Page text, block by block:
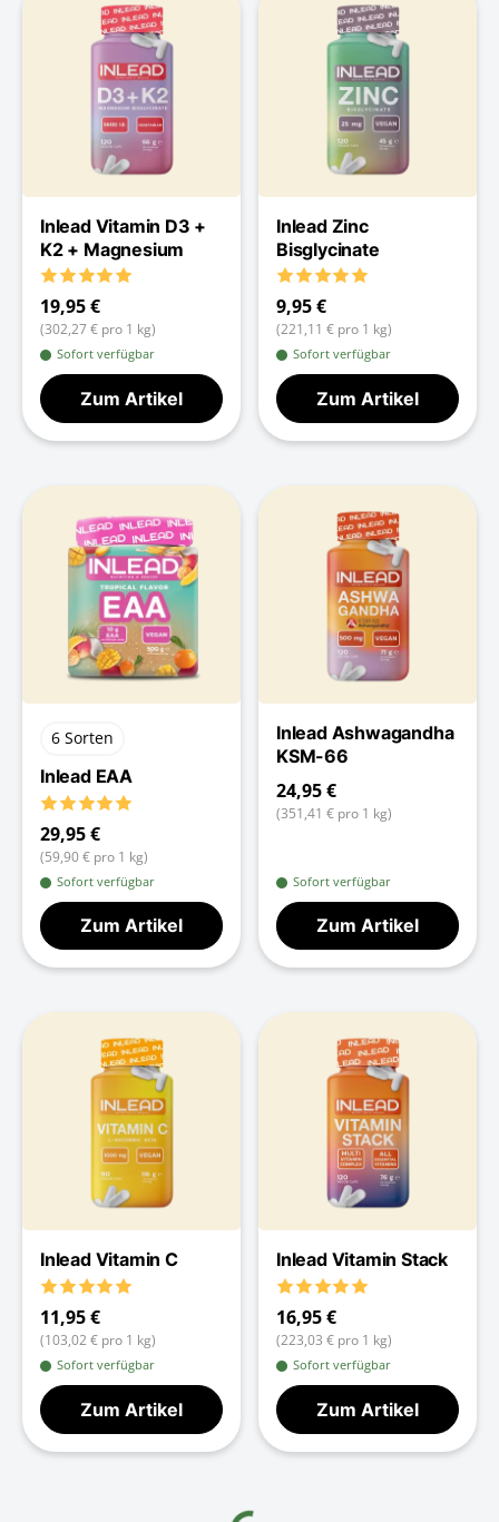
Inlead Vitamin D3 +
K2 + Magnesium
19,95 €
(302,27 € pro 1 kg)
Sofort verfügbar
Zum Artikel
Inlead Zinc
Bisglycinate
9,95 €
(221,11 € pro 1 kg)
Sofort verfügbar
Zum Artikel
6 Sorten
Inlead EAA
29,95 €
(59,90 € pro 1 kg)
Sofort verfügbar
Zum Artikel
Inlead Ashwagandha
KSM-66
24,95 €
(351,41 € pro 1 kg)
Sofort verfügbar
Zum Artikel
Inlead Vitamin C
11,95 €
(103,02 € pro 1 kg)
Sofort verfügbar
Zum Artikel
Inlead Vitamin Stack
16,95 €
(223,03 € pro 1 kg)
Sofort verfügbar
Zum Artikel